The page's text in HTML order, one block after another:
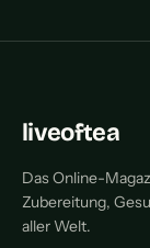
liveoftea
Das Online-
Zubereitung,
aller Welt.